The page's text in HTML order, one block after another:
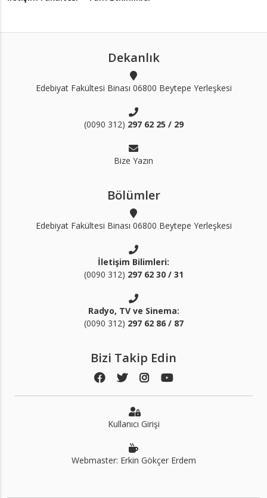
Dekanlık
Edebiyat Fakültesi Binası 06800 Beytepe Yerleşkesi
(0090 312) 297 62 25 / 29
Bize Yazın
Bölümler
Edebiyat Fakültesi Binası 06800 Beytepe Yerleşkesi
İletişim Bilimleri:
(0090 312) 297 62 30 / 31
Radyo, TV ve Sinema:
(0090 312) 297 62 86 / 87
Bizi Takip Edin
Kullanıcı Girişi
Webmaster: Erkin Gökçer Erdem